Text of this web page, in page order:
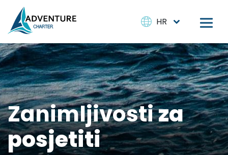
HR
Zanimljivostiza
posjetiti